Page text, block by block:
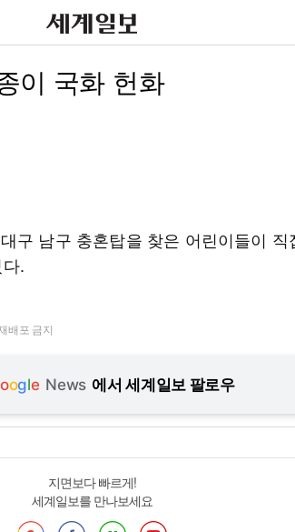
이 국화 헌화
구 남구 충혼탑을 찾은 어린이들이 직
.
배포 금지
oogle News 에서 세계일보 팔로우
지면보다 빠르게!
세계일보를 만나보세요